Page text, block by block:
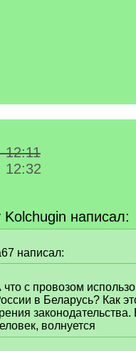
12:11
12:32
Kolchugin написал:
написал:
что с провозом
в Беларусь? Как
законодательства.
волнуется